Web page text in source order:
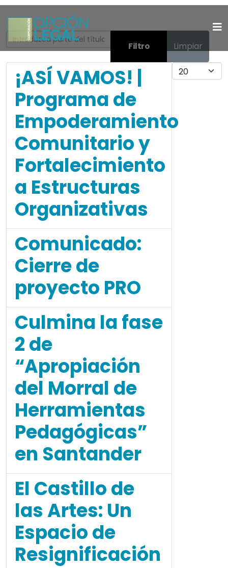
Introduzca parte del título
Filtro Limpiar
Cantidad
¡ASÍ VAMOS! |
Programa de
Empoderamiento
Comunitario y
Fortalecimiento
a Estructuras
Organizativas
Comunicado:
Cierre de
proyecto PRO
Culmina la fase
2 de
“Apropiación
del Morral de
Herramientas
Pedagógicas”
en Santander
El Castillo de
las Artes: Un
Espacio de
Resignificación